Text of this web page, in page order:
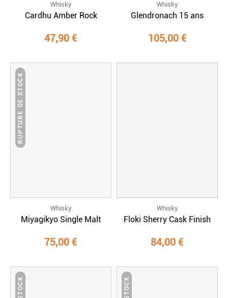
Whisky
Cardhu Amber Rock
47,90 €
Whisky
Glendronach 15 ans
105,00 €
RUPTURE DE STOCK
Whisky
Miyagikyo Single Malt
75,00 €
Whisky
Floki Sherry Cask Finish
84,00 €